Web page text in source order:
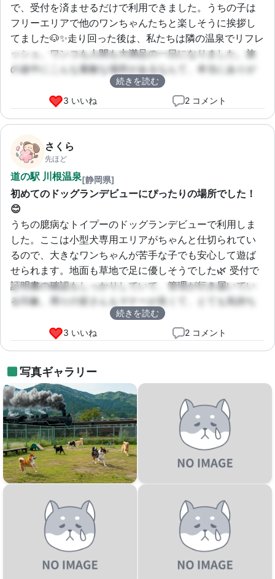
で、受付を済ませるだけで利用できました。うちの子は
フリーエリアで他のワンちゃんたちと楽しそうに挨拶し
てました🐶✨走り回った後は、私たちは隣の温泉でリフレ
ッシュ。ワンコも人間も大満足の一日になりました。旅
の途中にこんな素敵な場所があるなんて、本当にありが
続きを読む
3 いいね
2 コメント
さくら
先ほど
道の駅 川根温泉[静岡県]
初めてのドッグランデビューにぴったりの場所でした！
😊
うちの臆病なトイプーのドッグランデビューで利用しま
した。ここは小型犬専用エリアがちゃんと仕切られてい
るので、大きなワンちゃんが苦手な子でも安心して遊ば
せられます。地面も草地で足に優しそうでした🌿 受付で
証明書の確認もしっかりしていて、管理が行き届いてい
る印象。周りの皆さんもマナーが良くて、とても気持ち
よく過ごせました。おかげで、うちの子も少しずつ他の
ワンちゃんに慣れてくれたみたいです💕
続きを読む
3 いいね
2 コメント
写真ギャラリー